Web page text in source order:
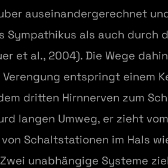
auseinandergerechnet
als auch durch
et al., 2004). Die Wege
entspringt einem
dritten Hirnnerven zum
langen Umweg, er zieht
Schaltstationen im Hals
unabhängige Systeme